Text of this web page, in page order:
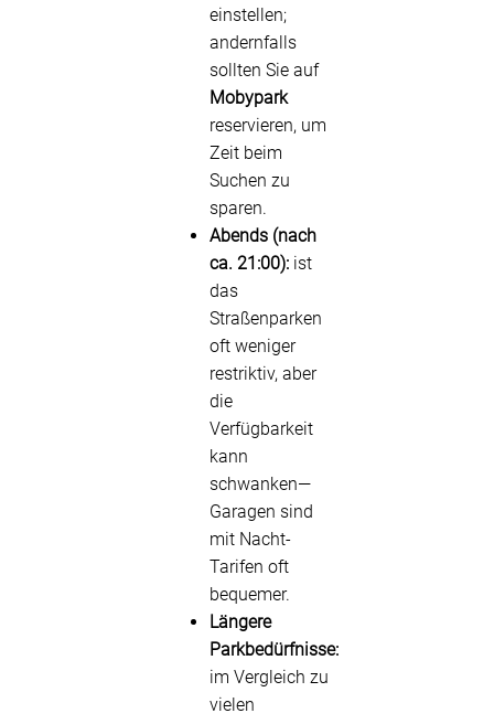
einstellen;
andernfalls
sollten Sie auf
Mobypark
reservieren, um
Zeit beim
Suchen zu
sparen.
Abends (nach
ca. 21:00): ist
das
Straßenparken
oft weniger
restriktiv, aber
die
Verfügbarkeit
kann
schwanken—
Garagen sind
mit Nacht-
Tarifen oft
bequemer.
Längere
Parkbedürfnisse:
im Vergleich zu
vielen